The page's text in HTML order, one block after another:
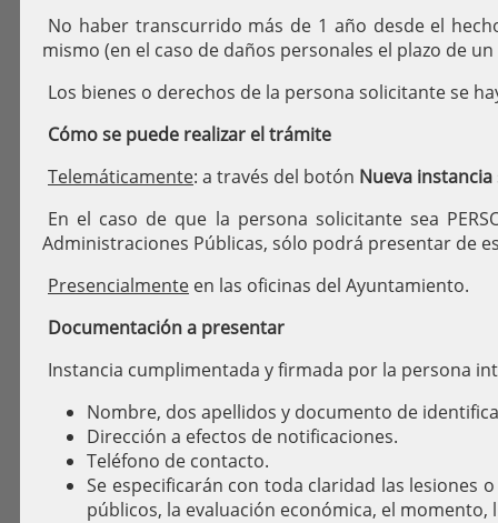
No haber transcurrido más de 1 año desde el
mismo (en el caso de daños personales el plazo de
Los bienes o derechos de la persona solicitante se
Cómo se puede realizar el trámite
Telemáticamente: a través del botón Nueva instancia
En el caso de que la persona solicitante sea
Administraciones Públicas, sólo podrá presentar de
Presencialmente en las oficinas del Ayuntamiento.
Documentación a presentar
Instancia cumplimentada y firmada por la persona
Nombre, dos apellidos y documento de
Dirección a efectos de notificaciones.
Teléfono de contacto.
Se especificarán con toda claridad las lesiones
públicos, la evaluación económica, el